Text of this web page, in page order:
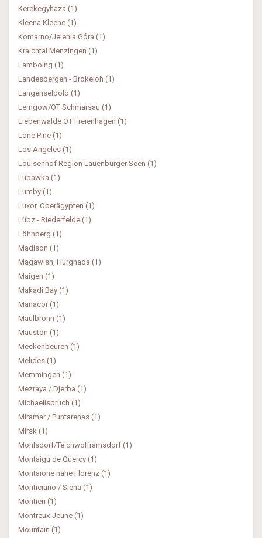
Kerekegyhaza (1)
Kleena Kleene (1)
Komarno/Jelenia Góra (1)
Kraichtal Menzingen (1)
Lamboing (1)
Landesbergen - Brokeloh (1)
Langenselbold (1)
Lemgow/OT Schmarsau (1)
Liebenwalde OT Freienhagen (1)
Lone Pine (1)
Los Angeles (1)
Louisenhof Region Lauenburger Seen (1)
Lubawka (1)
Lumby (1)
Luxor, Oberägypten (1)
Lübz - Riederfelde (1)
Löhnberg (1)
Madison (1)
Magawish, Hurghada (1)
Maigen (1)
Makadi Bay (1)
Manacor (1)
Maulbronn (1)
Mauston (1)
Meckenbeuren (1)
Melides (1)
Memmingen (1)
Mezraya / Djerba (1)
Michaelisbruch (1)
Miramar / Puntarenas (1)
Mirsk (1)
Mohlsdorf/Teichwolframsdorf (1)
Montaigu de Quercy (1)
Montaione nahe Florenz (1)
Monticiano / Siena (1)
Montieri (1)
Montreux-Jeune (1)
Mountain (1)